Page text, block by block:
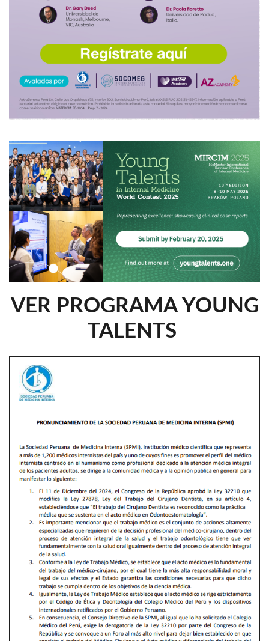
VER PROGRAMA YOUNG
TALENTS